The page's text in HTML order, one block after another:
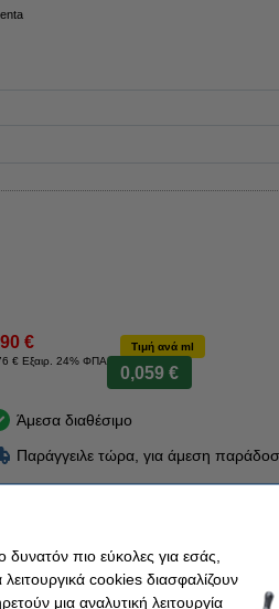
€
€ Εξαιρ. 24% ΦΠΑ
Τιμή ανά ml
0,059 €
Άμεσα διαθέσιμο
Παράγγειλε τώρα, για άμεση
πιο εύκολες για εσάς,
cookies διασφαλίζουν
μια αναλυτική λειτουργία